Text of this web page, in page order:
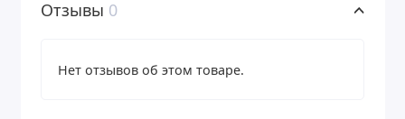
Отзывы 0
Нет отзывов об этом товаре.